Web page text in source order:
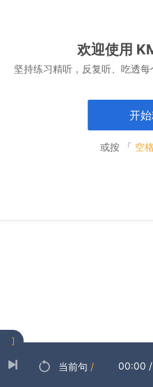
欢迎使用
坚持练习精听，反复听、吃透
开
或按 「 空
]
当前句 / 00:00 /